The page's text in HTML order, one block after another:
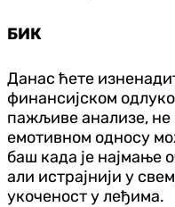
БИК
Данас ћете
финансијском
пажљиве анализе,
емотивном односу
баш када је најмање
али истрајнији у
укоченост у леђима.